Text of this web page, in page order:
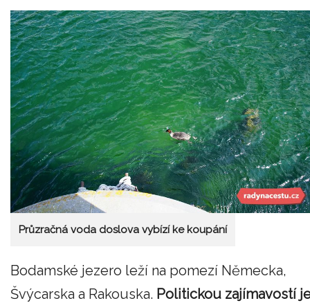
Průzračná voda doslova vybízí ke koupání
Bodamské jezero leží na pomezí Německa,
Švýcarska a Rakouska. Politickou zajímavostí